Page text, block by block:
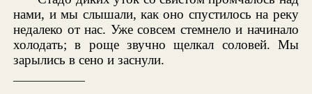
нами, и мы слышали, как оно спустилось на реку
недалеко от нас. Уже совсем стемнело и начинало
холодать; в роще звучно щелкал соловей. Мы
зарылись в сено и заснули.